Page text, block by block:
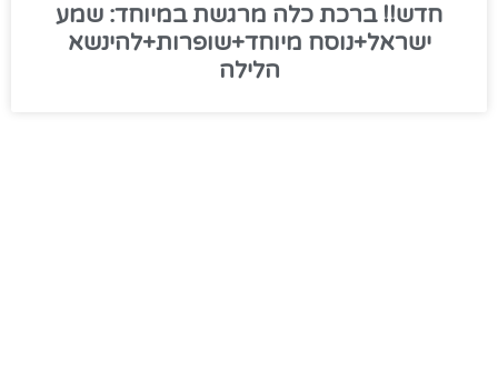
חדש!! ברכת כלה מרגשת במיוחד: שמע
ישראל+נוסח מיוחד+שופרות+להינשא
הלילה